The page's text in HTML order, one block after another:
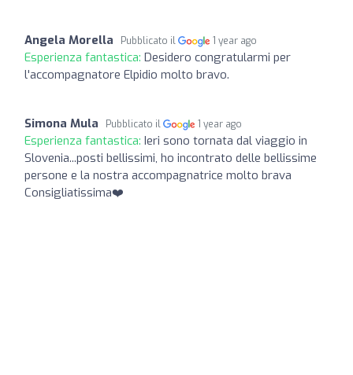
Angela Morella Pubblicato il 1 year ago
Esperienza fantastica: Desidero congratularmi per
l'accompagnatore Elpidio molto bravo.
Simona Mula Pubblicato il 1 year ago
Esperienza fantastica: Ieri sono tornata dal viaggio in
Slovenia...posti bellissimi, ho incontrato delle bellissime
persone e la nostra accompagnatrice molto brava
Consigliatissima❤️